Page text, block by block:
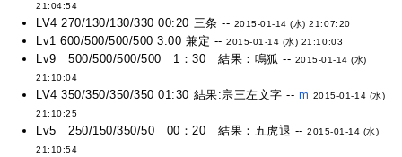
21:04:54
LV4 270/130/130/330 00:20 三条 -- 2015-01-14 (水) 21:07:20
Lv1 600/500/500/500 3:00 兼定 --2015-01-14 (水) 21:10:03
Lv9 500/500/500/500 1：30 結果：鳴狐 -- 2015-01-14 (水)
21:10:04
LV4 350/350/350/350 01:30 結果:宗三左文字 -- m 2015-01-14 (水)
21:10:25
Lv5 250/150/350/50 00：20 結果：五虎退 --2015-01-14 (水)
21:10:54